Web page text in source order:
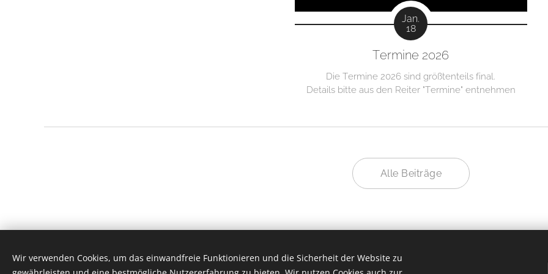
Jan.
18
Termine 2026
Die Termine 2026 sind größtenteils final.
Details bitte aus den Reiter "Termine" entnehmen
Alle Beiträge
Wir verwenden Cookies, um das einwandfreie Funktionieren und die Sicherheit der Website zu